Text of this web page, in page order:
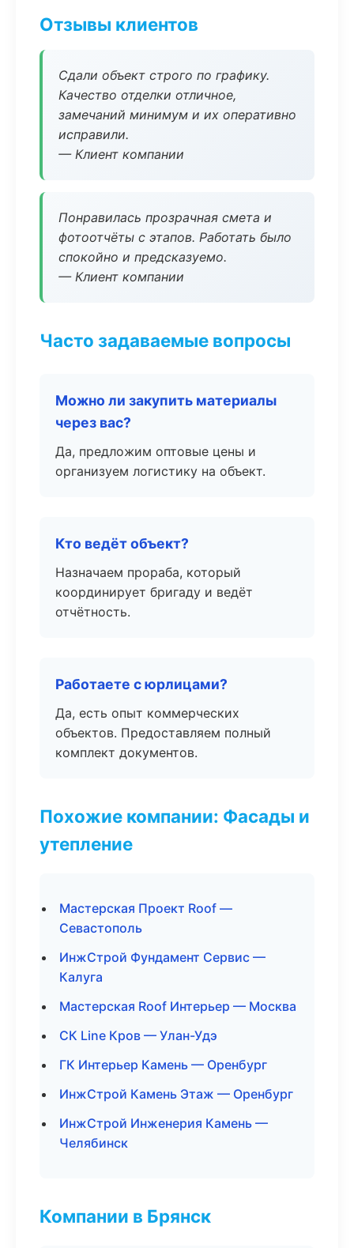
Отзывы клиентов
Сдали объект строго по графику.
Качество отделки отличное,
замечаний минимум и их оперативно
исправили.
— Клиент компании
Понравилась прозрачная смета и
фотоотчёты с этапов. Работать было
спокойно и предсказуемо.
— Клиент компании
Часто задаваемые вопросы
Можно ли закупить материалы
через вас?
Да, предложим оптовые цены и
организуем логистику на объект.
Кто ведёт объект?
Назначаем прораба, который
координирует бригаду и ведёт
отчётность.
Работаете с юрлицами?
Да, есть опыт коммерческих
объектов. Предоставляем полный
комплект документов.
Похожие компании: Фасады и
утепление
Мастерская Проект Roof —
Севастополь
ИнжСтрой Фундамент Сервис —
Калуга
Мастерская Roof Интерьер — Москва
СК Line Кров — Улан-Удэ
ГК Интерьер Камень — Оренбург
ИнжСтрой Камень Этаж — Оренбург
ИнжСтрой Инженерия Камень —
Челябинск
Компании в Брянск